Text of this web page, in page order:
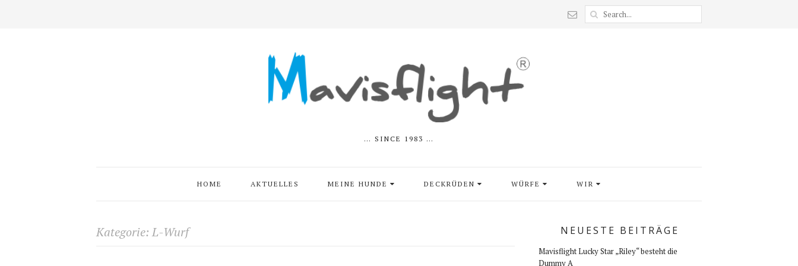
… SINCE 1983 …
HOME AKTUELLES MEINE HUNDE DECKRÜDEN WÜRFE WIR
Kategorie: L-Wurf NEUESTE BEITRÄGE
Mavisflight Lucky Star „Riley“ besteht die
Dummy A